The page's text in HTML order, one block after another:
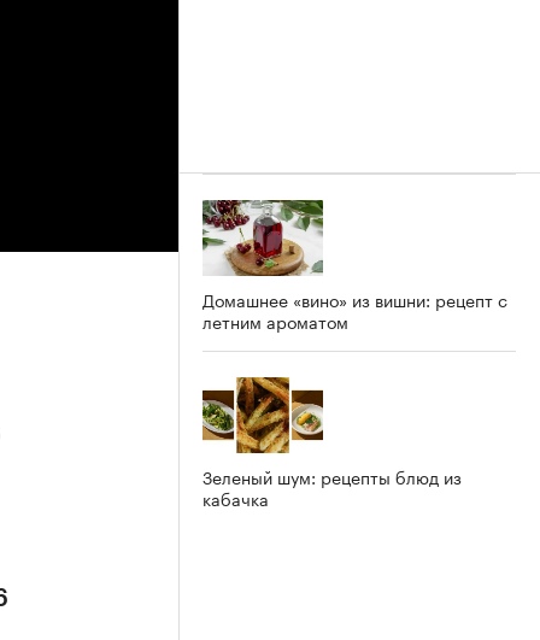
Домашнее «вино» из вишни: рецепт с
летним ароматом
Зеленый шум: рецепты блюд из
кабачка